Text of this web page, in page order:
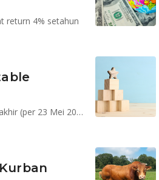
return 4% setahun
STAR Stable Amanah Sukuk mencatatkan return 7,9% dalam setahun terakhir (per 23 Mei 2025)